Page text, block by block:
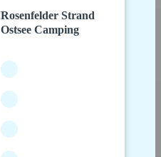
Rosenfelder Strand
Ostsee Camping